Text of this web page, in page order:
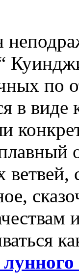
по
в виде
ветвей,